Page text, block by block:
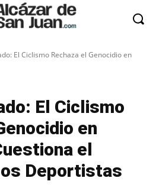
El Ciclismo Rechaza el Genocidio en
El Ciclismo
en
el
Deportistas